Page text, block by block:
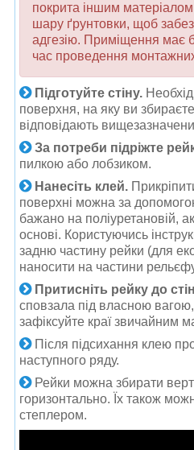
покрита іншим
шару ґрунтовки, щоб
адгезію. Приміщення має
час проведення монтажних
Підготуйте стіну.
поверхня, на яку ви
відповідають
За потреби підріжте
пилкою або лобзиком.
Нанесіть клей.
поверхні можна за
бажано на поліуретановій,
основі. Користуючись
задню частину рейки (для
наносити на частини
Притисніть рейку до
сповзала під власною
зафіксуйте краї звичайним
Після підсихання клею
наступного ряду.
Рейки можна збирати
горизонтально. Їх також
степлером.